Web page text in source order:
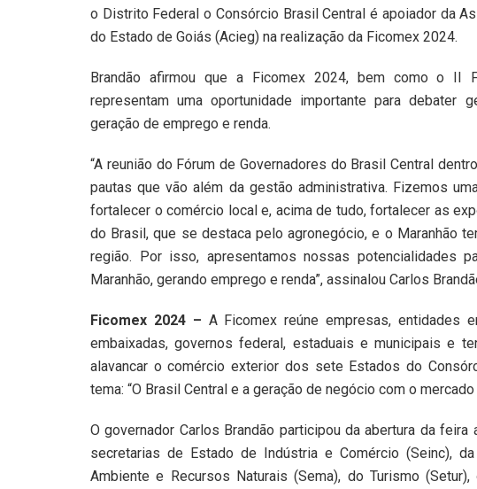
o Distrito Federal o Consórcio Brasil Central é apoiador da
do Estado de Goiás (Acieg) na realização da Ficomex 2024.
Brandão afirmou que a Ficomex 2024, bem como o II
representam uma oportunidade importante para debater
geração de emprego e renda.
“A reunião do Fórum de Governadores do Brasil Central
pautas que vão além da gestão administrativa. Fizemos
fortalecer o comércio local e, acima de tudo, fortalecer as
do Brasil, que se destaca pelo agronegócio, e o Maranhão
região. Por isso, apresentamos nossas potencialidades
Maranhão, gerando emprego e renda”, assinalou Carlos
Ficomex 2024 – A Ficomex reúne empresas, entidades
embaixadas, governos federal, estaduais e municipais e
alavancar o comércio exterior dos sete Estados do
tema: “O Brasil Central e a geração de negócio com o mercado
O governador Carlos Brandão participou da abertura da
secretarias de Estado de Indústria e Comércio (Seinc),
Ambiente e Recursos Naturais (Sema), do Turismo